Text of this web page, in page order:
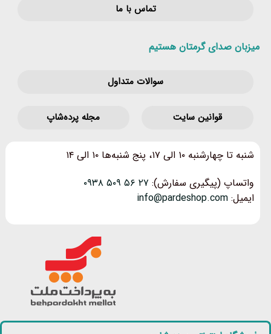
تماس با ما
میزبان صدای گرمتان هستیم
سوالات متداول
قوانین‌ سایت مجله پرده‌شاپ
شنبه تا چهارشنبه ۱۰ الی ۱۷، پنج شنبه‌ها ۱۰ الی ۱۴
واتساپ (پیگیری سفارش): ۲۷ ۵۶ ۵۰۹ ۰۹۳۸
ایمیل: info@pardeshop.com